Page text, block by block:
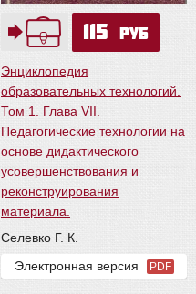
115 руб
Энциклопедия
образовательных технологий.
Том 1. Глава VII.
Педагогические технологии на
основе дидактического
усовершенствования и
реконструирования
материала.
Селевко Г. К.
Электронная версия
PDF